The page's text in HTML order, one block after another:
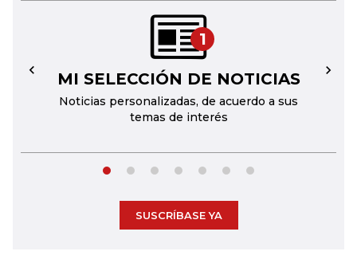
1
MI SELECCIÓN DE NOTICIAS
Noticias personalizadas, de acuerdo a sus
temas de interés
← →
SUSCRÍBASE YA